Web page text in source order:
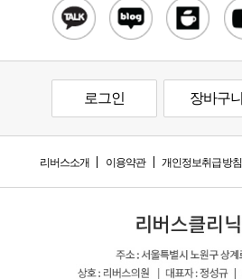
로그인 장바구니
리버스소개 이용약관 개인정보취급방침